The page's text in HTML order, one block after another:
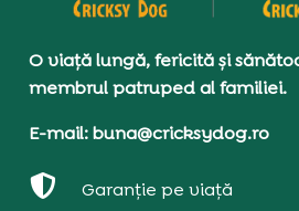
O viață lungă, fericită și
membrul patruped al familiei.
E-mail: buna@cricksydog.ro
 Garanție pe viață